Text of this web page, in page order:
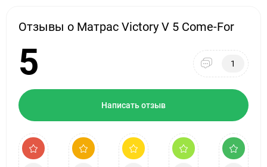
Отзывы о Матрас Victory V 5 Come-For
5 1
Написать отзыв